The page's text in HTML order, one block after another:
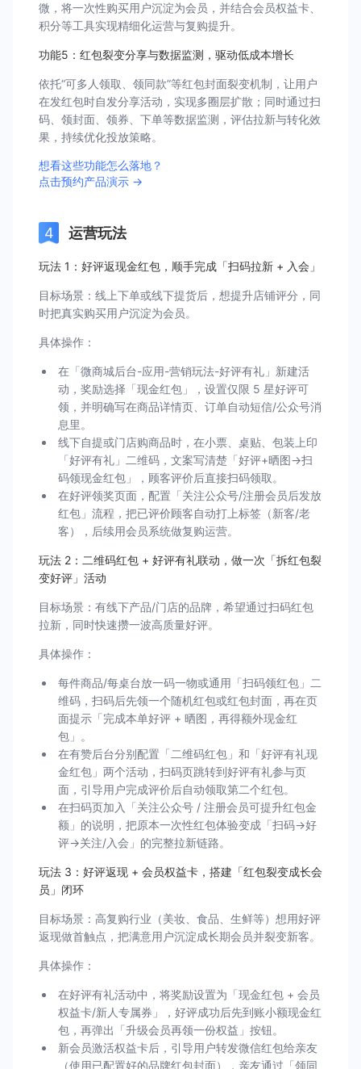
微，将一次性购买用户沉淀为会员，并结合会员权益卡、
积分等工具实现精细化运营与复购提升。
功能5：红包裂变分享与数据监测，驱动低成本增长
依托“可多人领取、领同款”等红包封面裂变机制，让用户
在发红包时自发分享活动，实现多圈层扩散；同时通过扫
码、领封面、领券、下单等数据监测，评估拉新与转化效
果，持续优化投放策略。
想看这些功能怎么落地？
点击预约产品演示 →
运营玩法
玩法 1：好评返现金红包，顺手完成「扫码拉新 + 入会」
目标场景：线上下单或线下提货后，想提升店铺评分，同
时把真实购买用户沉淀为会员。
具体操作：
在「微商城后台-应用-营销玩法-好评有礼」新建活
动，奖励选择「现金红包」，设置仅限 5 星好评可
领，并明确写在商品详情页、订单自动短信/公众号消
息里。
线下自提或门店购商品时，在小票、桌贴、包装上印
「好评有礼」二维码，文案写清楚「好评+晒图→扫
码领现金红包」，顾客评价后直接扫码领取。
在好评领奖页面，配置「关注公众号/注册会员后发放
红包」流程，把已评价顾客自动打上标签（新客/老
客），后续用会员系统做复购运营。
玩法 2：二维码红包 + 好评有礼联动，做一次「拆红包裂
变好评」活动
目标场景：有线下产品/门店的品牌，希望通过扫码红包
拉新，同时快速攒一波高质量好评。
具体操作：
每件商品/每桌台放一码一物或通用「扫码领红包」二
维码，扫码后先领一个随机红包或红包封面，再在页
面提示「完成本单好评 + 晒图，再得额外现金红
包」。
在有赞后台分别配置「二维码红包」和「好评有礼现
金红包」两个活动，扫码页跳转到好评有礼参与页
面，引导用户完成评价后自动领取第二个红包。
在扫码页加入「关注公众号 / 注册会员可提升红包金
额」的说明，把原本一次性红包体验变成「扫码→好
评→关注/入会」的完整拉新链路。
玩法 3：好评返现 + 会员权益卡，搭建「红包裂变成长会
员」闭环
目标场景：高复购行业（美妆、食品、生鲜等）想用好评
返现做首触点，把满意用户沉淀成长期会员并裂变新客。
具体操作：
在好评有礼活动中，将奖励设置为「现金红包 + 会员
权益卡/新人专属券」，好评成功后先到账小额现金红
包，再弹出「升级会员再领一份权益」按钮。
新会员激活权益卡后，引导用户转发微信红包给亲友
（使用已配置好的品牌红包封面），亲友通过「领同